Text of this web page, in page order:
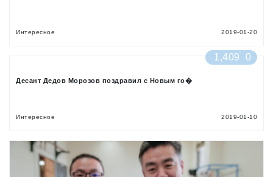
Интересное 2019-01-20
1,409 0
Десант Дедов Морозов поздравил с Новым го�
Интересное 2019-01-10